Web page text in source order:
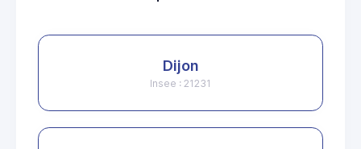
Dijon
Insee : 21231